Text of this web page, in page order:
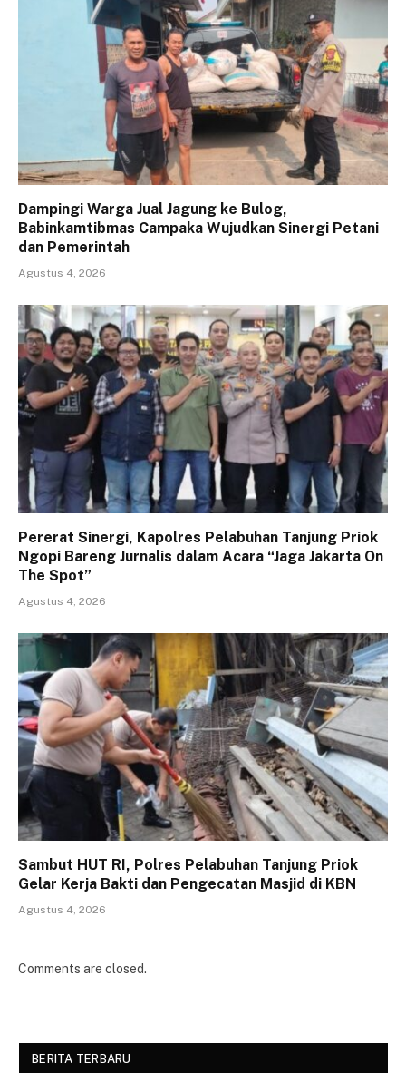
Dampingi Warga Jual Jagung ke Bulog,
Babinkamtibmas Campaka Wujudkan Sinergi Petani
dan Pemerintah
Agustus 4, 2026
Pererat Sinergi, Kapolres Pelabuhan Tanjung Priok
Ngopi Bareng Jurnalis dalam Acara “Jaga Jakarta On
The Spot”
Agustus 4, 2026
Sambut HUT RI, Polres Pelabuhan Tanjung Priok
Gelar Kerja Bakti dan Pengecatan Masjid di KBN
Agustus 4, 2026
Comments are closed.
BERITA TERBARU